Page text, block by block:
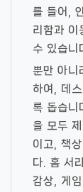
를 들어,
리함과 이
수 있습니
뿐만 아
하여, 데
록 돕습니
을 모두
이고, 책
다. 홈 서
감상, 게